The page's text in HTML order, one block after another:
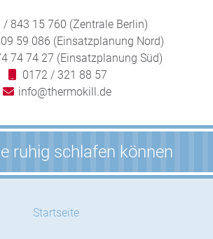
/ 843 15 760 (Zentrale Berlin)
59 086 (Einsatzplanung Nord)
74 74 27 (Einsatzplanung Süd)
0172 / 321 88 57
info@thermokill.de
ruhig schlafen können
Startseite